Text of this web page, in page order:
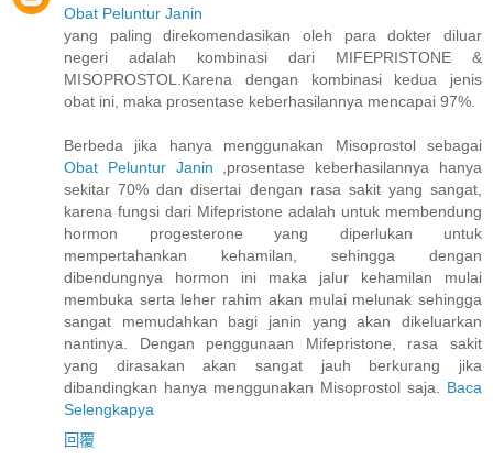
Obat Peluntur Janin
yang paling direkomendasikan oleh para dokter diluar
negeri adalah kombinasi dari MIFEPRISTONE &
MISOPROSTOL.Karena dengan kombinasi kedua jenis
obat ini, maka prosentase keberhasilannya mencapai 97%.
Berbeda jika hanya menggunakan Misoprostol sebagai
Obat Peluntur Janin
,prosentase keberhasilannya hanya
sekitar 70% dan disertai dengan rasa sakit yang sangat,
karena fungsi dari Mifepristone adalah untuk membendung
hormon progesterone yang diperlukan untuk
mempertahankan kehamilan, sehingga dengan
dibendungnya hormon ini maka jalur kehamilan mulai
membuka serta leher rahim akan mulai melunak sehingga
sangat memudahkan bagi janin yang akan dikeluarkan
nantinya. Dengan penggunaan Mifepristone, rasa sakit
yang dirasakan akan sangat jauh berkurang jika
dibandingkan hanya menggunakan Misoprostol saja.
Baca
Selengkapya
回覆